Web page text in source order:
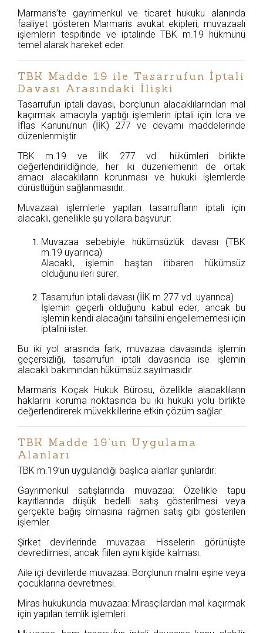
Marmaris’te gayrimenkul ve ticaret hukuku alanında
faaliyet gösteren Marmaris avukat ekipleri, muvazaalı
işlemlerin tespitinde ve iptalinde TBK m.19 hükmünü
temel alarak hareket eder.
TBK Madde 19 ile Tasarrufun İptali
Davası Arasındaki İlişki
Tasarrufun iptali davası, borçlunun alacaklılarından mal
kaçırmak amacıyla yaptığı işlemlerin iptali için İcra ve
İflas Kanunu’nun (İİK) 277 ve devamı maddelerinde
düzenlenmiştir.
TBK m.19 ve İİK 277 vd. hükümleri birlikte
değerlendirildiğinde, her iki düzenlemenin de ortak
amacı alacaklıların korunması ve hukuki işlemlerde
dürüstlüğün sağlanmasıdır.
Muvazaalı işlemlerle yapılan tasarrufların iptali için
alacaklı, genellikle şu yollara başvurur:
Muvazaa sebebiyle hükümsüzlük davası (TBK
m.19 uyarınca)
Alacaklı, işlemin baştan itibaren hükümsüz
olduğunu ileri sürer.
Tasarrufun iptali davası (İİK m.277 vd. uyarınca)
İşlemin geçerli olduğunu kabul eder; ancak bu
işlemin kendi alacağını tahsilini engellememesi için
iptalini ister.
Bu iki yol arasında fark, muvazaa davasında işlemin
geçersizliği, tasarrufun iptali davasında ise işlemin
alacaklı bakımından hükümsüz sayılmasıdır.
Marmaris Koçak Hukuk Bürosu, özellikle alacaklıların
haklarını koruma noktasında bu iki hukuki yolu birlikte
değerlendirerek müvekkillerine etkin çözüm sağlar.
TBK Madde 19’un Uygulama
Alanları
TBK m.19’un uygulandığı başlıca alanlar şunlardır:
Gayrimenkul satışlarında muvazaa: Özellikle tapu
kayıtlarında düşük bedelli satış gösterilmesi veya
gerçekte bağış olmasına rağmen satış gibi gösterilen
işlemler.
Şirket devirlerinde muvazaa: Hisselerin görünüşte
devredilmesi, ancak fiilen aynı kişide kalması.
Aile içi devirlerde muvazaa: Borçlunun malını eşine veya
çocuklarına devretmesi.
Miras hukukunda muvazaa: Mirasçılardan mal kaçırmak
için yapılan temlik işlemleri.